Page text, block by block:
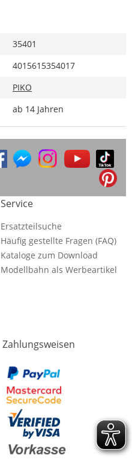
35401
4015615354017
PIKO
ab 14 Jahren
Service
Ersatzteilsuche
Häufig gestellte Fragen (FAQ)
Kataloge zum Download
Modellbahn als Werbeartikel
Zahlungsweisen